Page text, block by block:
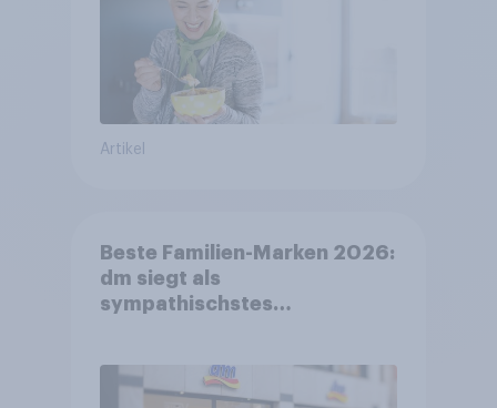
Artikel
Beste Familien-Marken 2026:
dm siegt als
sympathischstes